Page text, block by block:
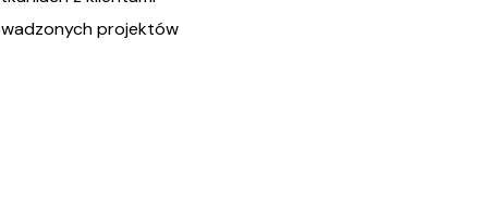
projektów